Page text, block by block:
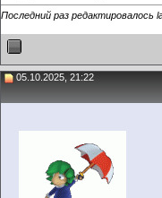
Последний раз редактировалось
05.10.2025, 21:22